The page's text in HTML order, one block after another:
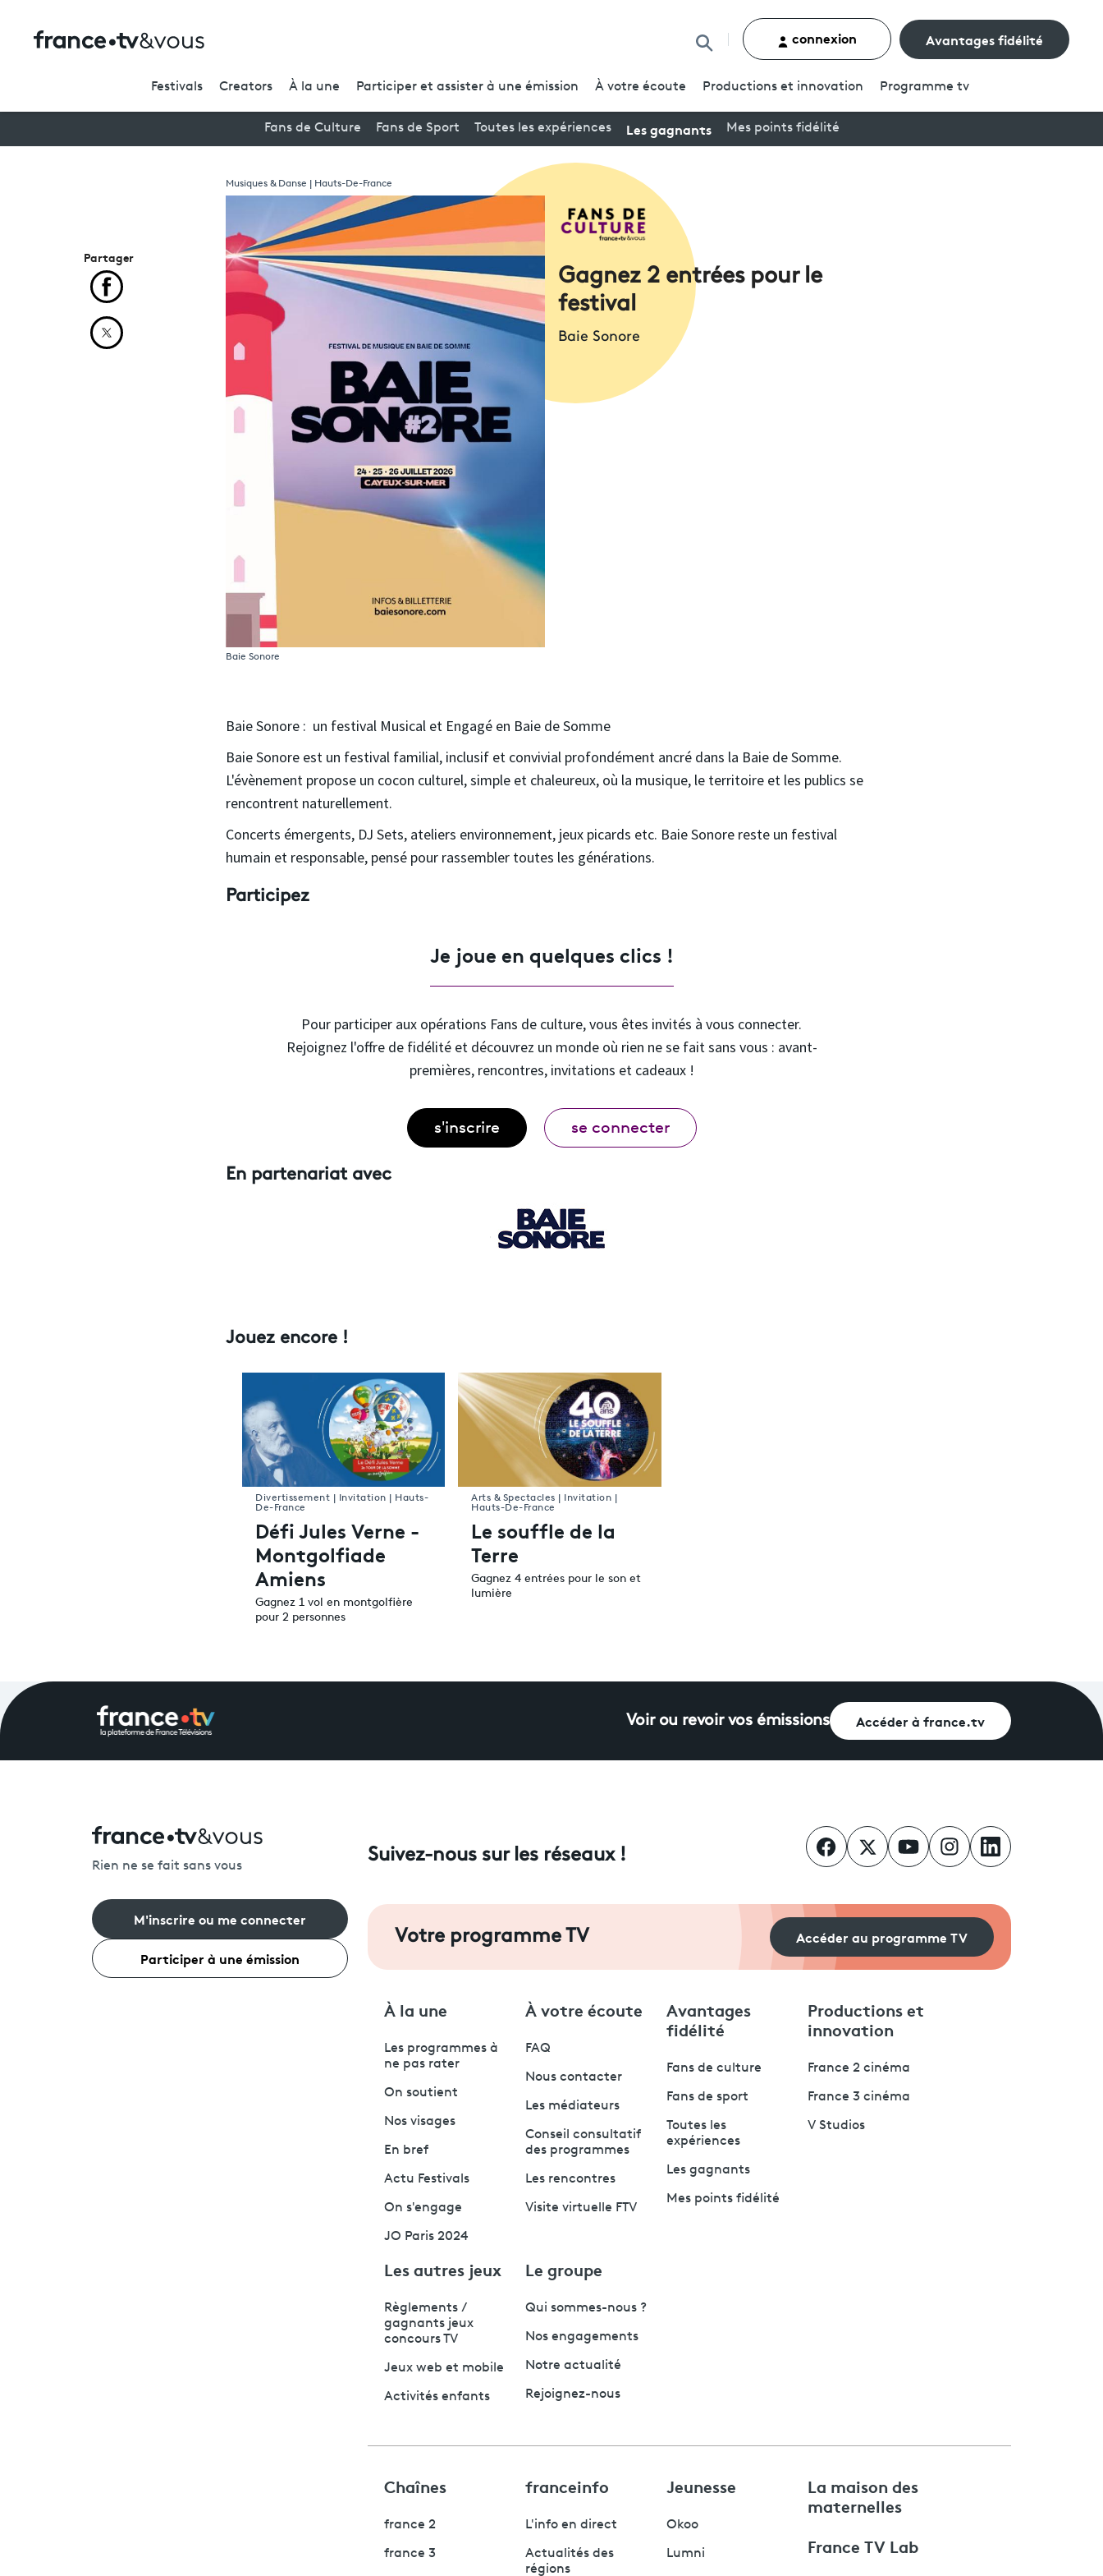
Rechercher un contenu
connexion Avantages fidélité
Festivals Creators À la une Participer et assister à une émission À votre écoute Productions et innovation Programme tv
Fans de Culture Fans de Sport Toutes les expériences Les gagnants Mes points fidélité
Musiques & Danse | Hauts-De-France
Gagnez 2 entrées pour le
festival
Baie Sonore
Baie Sonore
Baie Sonore : un festival Musical et Engagé en Baie de Somme
Baie Sonore est un festival familial, inclusif et convivial profondément ancré dans la Baie de Somme.
L'évènement propose un cocon culturel, simple et chaleureux, où la musique, le territoire et les publics se
rencontrent naturellement.
Concerts émergents, DJ Sets, ateliers environnement, jeux picards etc. Baie Sonore reste un festival
humain et responsable, pensé pour rassembler toutes les générations.
Participez
Je joue en quelques clics !
Pour participer aux opérations Fans de culture, vous êtes invités à vous connecter.
Rejoignez l'offre de fidélité et découvrez un monde où rien ne se fait sans vous : avant-
premières, rencontres, invitations et cadeaux !
s'inscrire se connecter
En partenariat avec
Partager
Partager cet article sur Facebook
Partager cet article sur X
Jouez encore !
Défi Jules Verne -
Montgolfiade
Amiens
Gagnez 1 vol en montgolfière
pour 2 personnes
Divertissement | Invitation | Hauts-
De-France
Le souffle de la
Terre
Gagnez 4 entrées pour le son et
lumière
Arts & Spectacles | Invitation |
Hauts-De-France
Voir ou revoir vos émissions Accéder à france.tv
Rien ne se fait sans vous
M'inscrire ou me connecter
Participer à une émission
Suivez-nous sur les réseaux !
Votre programme TV Accéder au programme TV
À la une
Les programmes à
ne pas rater
On soutient
Nos visages
En bref
Actu Festivals
On s'engage
JO Paris 2024
À votre écoute
FAQ
Nous contacter
Les médiateurs
Conseil consultatif
des programmes
Les rencontres
Visite virtuelle FTV
Avantages
fidélité
Fans de culture
Fans de sport
Toutes les
expériences
Les gagnants
Mes points fidélité
Productions et
innovation
France 2 cinéma
France 3 cinéma
V Studios
Les autres jeux
Règlements /
gagnants jeux
concours TV
Jeux web et mobile
Activités enfants
Le groupe
Qui sommes-nous ?
Nos engagements
Notre actualité
Rejoignez-nous
Chaînes
france 2
france 3
franceinfo
L'info en direct
Actualités des
régions
Jeunesse
Okoo
Lumni
La maison des
maternelles
France TV Lab